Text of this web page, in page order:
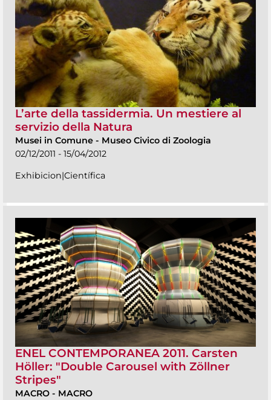
L’arte della tassidermia. Un mestiere al
servizio della Natura
Musei in Comune - Museo Civico di Zoologia
02/12/2011 - 15/04/2012
Exhibicion|Científica
ENEL CONTEMPORANEA 2011. Carsten
Höller: "Double Carousel with Zöllner
Stripes"
MACRO - MACRO